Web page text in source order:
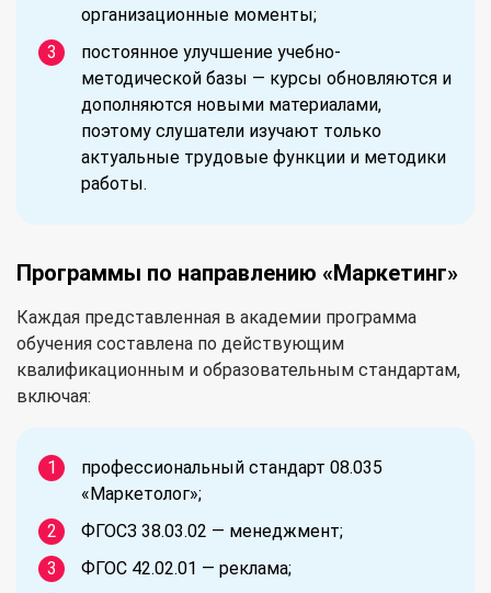
организационные моменты;
постоянное улучшение учебно-
методической базы — курсы обновляются и
дополняются новыми материалами,
поэтому слушатели изучают только
актуальные трудовые функции и методики
работы.
Программы по направлению «Маркетинг»
Каждая представленная в академии программа
обучения составлена по действующим
квалификационным и образовательным стандартам,
включая:
профессиональный стандарт 08.035
«Маркетолог»;
ФГОСЗ 38.03.02 — менеджмент;
ФГОС 42.02.01 — реклама;